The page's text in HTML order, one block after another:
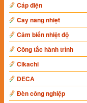
Cáp điện
Cây nâng nhiệt
Cảm biến nhiệt độ
Công tắc hành trình
Cikachi
DECA
Đèn công nghiệp